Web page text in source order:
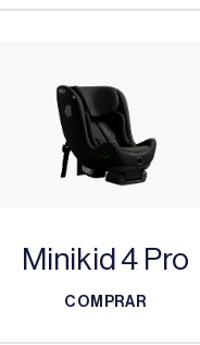
Minikid 4 Pro
COMPRAR